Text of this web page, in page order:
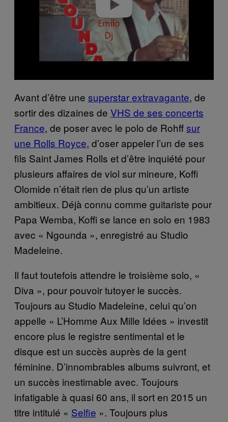
Avant d’être une superstar extravagante, de
sortir des dizaines de VHS de ses concerts
France, de poser avec le polo de Rohffsur
une Rolls Royce, d’oser appeler l’un de ses
fils Saint James Rolls et d’être inquiété pour
plusieurs affaires de viol sur mineure, Koffi
Olomide n’était rien de plus qu’un artiste
ambitieux. Déjà connu comme guitariste pour
Papa Wemba, Koffi se lance en solo en 1983
avec « Ngounda », enregistré au Studio
Madeleine.
Il faut toutefois attendre le troisième solo, «
Diva », pour pouvoir tutoyer le succès.
Toujours au Studio Madeleine, celui qu’on
appelle « L’Homme Aux Mille Idées » investit
encore plus le registre sentimental et le
disque est un succès auprès de la gent
féminine. D’innombrables albums suivront, et
un succès inestimable avec. Toujours
infatigable à quasi 60 ans, il sort en 2015 un
titre intitulé « Selfie ». Toujours plus